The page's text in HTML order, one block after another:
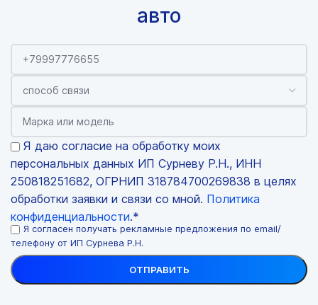
авто
Я даю согласие на обработку моих
персональных данных ИП Сурневу Р.Н., ИНН
250818251682, ОГРНИП 318784700269838 в целях
обработки заявки и связи со мной. Политика
конфиденциальности.*
Я согласен получать рекламные предложения по email/
телефону от ИП Сурнева Р.Н.